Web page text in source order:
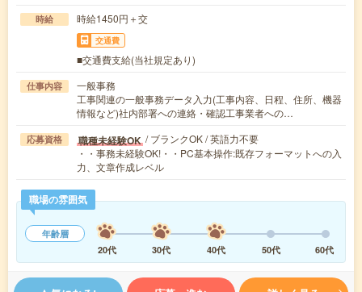
時給 時給1450円＋交
交通費
■交通費支給(当社規定あり)
仕事内容
一般事務
工事関連の一般事務データ入力(工事内容、日程、住所、機器
情報など)社内部署への連絡・確認工事業者への…
応募資格 職種未経験OK / ブランクOK / 英語力不要
・・事務未経験OK!・・PC基本操作:既存フォーマットへの入
力、文章作成レベル
職場の雰囲気
年齢層
20代
30代 40代 50代 60代